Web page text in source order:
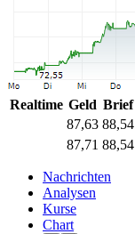
Realtime Geld Brief
87,63 88,54
87,71 88,54
Nachrichten
Analysen
Kurse
Chart